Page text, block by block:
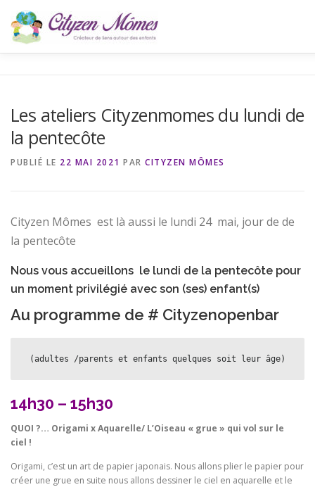
contenu
BLOG
Les ateliers Cityzenmomes du lundi de
la pentecôte
PUBLIÉ LE 22 MAI 2021 PAR CITYZEN MÔMES
Cityzen Mômes est là aussi le lundi 24 mai, jour de de
la pentecôte
Nous vous accueillons le lundi de la pentecôte pour
un moment privilégié avec son (ses) enfant(s)
Au programme de # Cityzenopenbar
(adultes /parents et enfants quelques soit leur âge)
14h30 – 15h30
QUOI ?… Origami x Aquarelle/ L’Oiseau « grue » qui vol sur le
ciel !
Origami, c’est un art de papier japonais. Nous allons plier le papier pour
créer une grue en suite nous allons dessiner le ciel en aquarelle et le